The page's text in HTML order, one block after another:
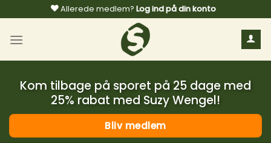
til
indhold
Allerede medlem? Log ind på din konto
Kom tilbage på sporet på 25 dage med
25% rabat med Suzy Wengel!
Bliv medlem